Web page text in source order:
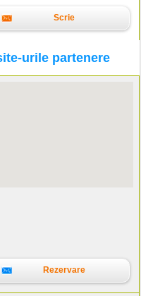
Scrie
urile partenere
Rezervare